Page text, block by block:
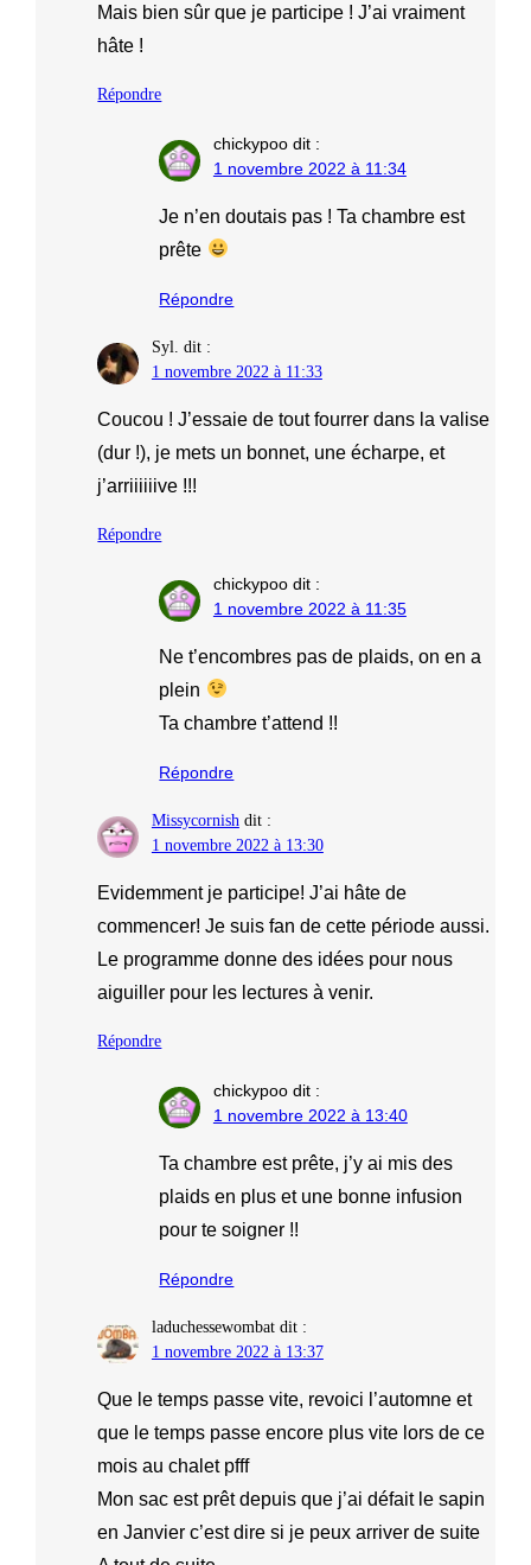
Mais bien sûr que je participe ! J’ai vraiment
hâte !
Répondre
chickypoo dit :
1 novembre 2022 à 11:34
Je n’en doutais pas ! Ta chambre est
prête
Répondre
Syl. dit :
1 novembre 2022 à 11:33
Coucou ! J’essaie de tout fourrer dans la valise
(dur !), je mets un bonnet, une écharpe, et
j’arriiiiiive !!!
Répondre
chickypoo dit :
1 novembre 2022 à 11:35
Ne t’encombres pas de plaids, on en a
plein
Ta chambre t’attend !!
Répondre
Missycornish dit :
1 novembre 2022 à 13:30
Evidemment je participe! J’ai hâte de
commencer! Je suis fan de cette période aussi.
Le programme donne des idées pour nous
aiguiller pour les lectures à venir.
Répondre
chickypoo dit :
1 novembre 2022 à 13:40
Ta chambre est prête, j’y ai mis des
plaids en plus et une bonne infusion
pour te soigner !!
Répondre
laduchessewombat dit :
1 novembre 2022 à 13:37
Que le temps passe vite, revoici l’automne et
que le temps passe encore plus vite lors de ce
mois au chalet pfff
Mon sac est prêt depuis que j’ai défait le sapin
en Janvier c’est dire si je peux arriver de suite